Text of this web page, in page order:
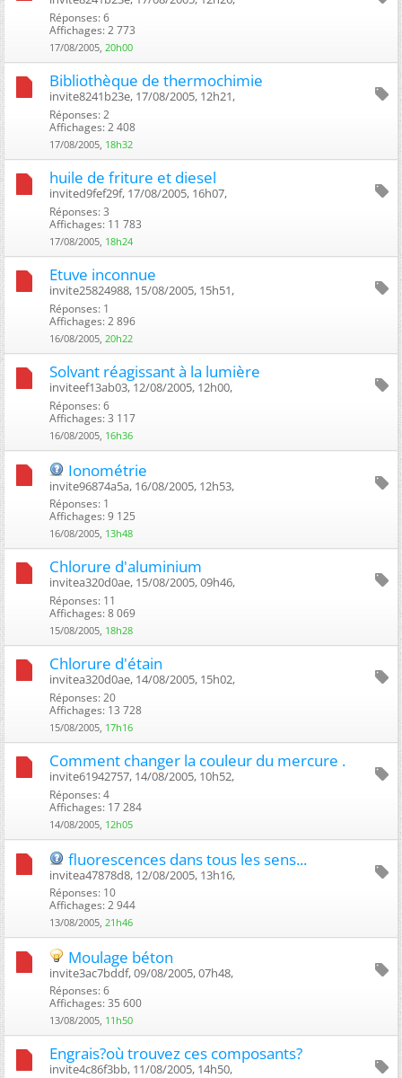
Réponses: 6
Affichages: 2 773
17/08/2005, 20h00
Bibliothèque de thermochimie
invite8241b23e, 17/08/2005, 12h21, ‎
Réponses: 2
Affichages: 2 408
17/08/2005, 18h32
huile de friture et diesel
invited9fef29f, 17/08/2005, 16h07, ‎
Réponses: 3
Affichages: 11 783
17/08/2005, 18h24
Etuve inconnue
invite25824988, 15/08/2005, 15h51, ‎
Réponses: 1
Affichages: 2 896
16/08/2005, 20h22
Solvant réagissant à la lumière
inviteef13ab03, 12/08/2005, 12h00, ‎
Réponses: 6
Affichages: 3 117
16/08/2005, 16h36
Ionométrie
invite96874a5a, 16/08/2005, 12h53, ‎
Réponses: 1
Affichages: 9 125
16/08/2005, 13h48
Chlorure d'aluminium
invitea320d0ae, 15/08/2005, 09h46, ‎
Réponses: 11
Affichages: 8 069
15/08/2005, 18h28
Chlorure d'étain
invitea320d0ae, 14/08/2005, 15h02, ‎
Réponses: 20
Affichages: 13 728
15/08/2005, 17h16
Comment changer la couleur du mercure .
invite61942757, 14/08/2005, 10h52, ‎
Réponses: 4
Affichages: 17 284
14/08/2005, 12h05
fluorescences dans tous les sens...
invitea47878d8, 12/08/2005, 13h16, ‎
Réponses: 10
Affichages: 2 944
13/08/2005, 21h46
Moulage béton
invite3ac7bddf, 09/08/2005, 07h48, ‎
Réponses: 6
Affichages: 35 600
13/08/2005, 11h50
Engrais?où trouvez ces composants?
invite4c86f3bb, 11/08/2005, 14h50, ‎